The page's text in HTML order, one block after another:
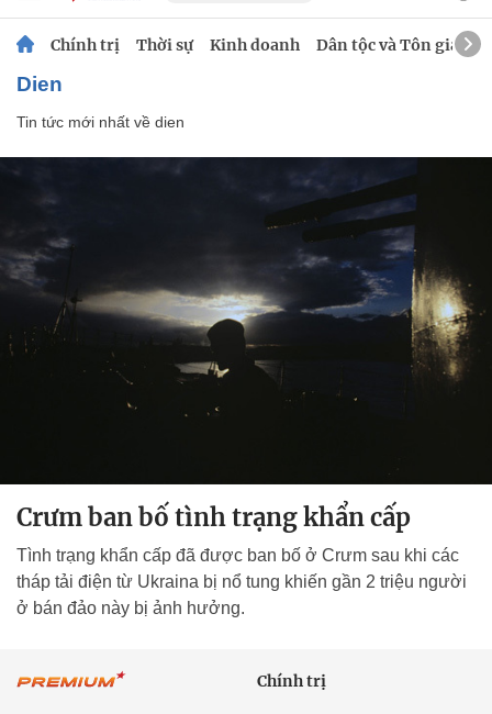
Chính trị Thời sự Kinh doanh Dân tộc và Tôn giáo
dien
Tin tức mới nhất về dien
Crưm ban bố tình trạng khẩn cấp
Tình trạng khẩn cấp đã được ban bố ở Crưm sau khi các
tháp tải điện từ Ukraina bị nổ tung khiến gần 2 triệu người
ở bán đảo này bị ảnh hưởng.
Chính trị